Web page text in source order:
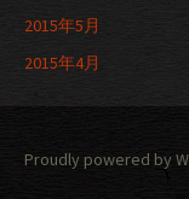
2015年5月
2015年4月
Proudly powered by